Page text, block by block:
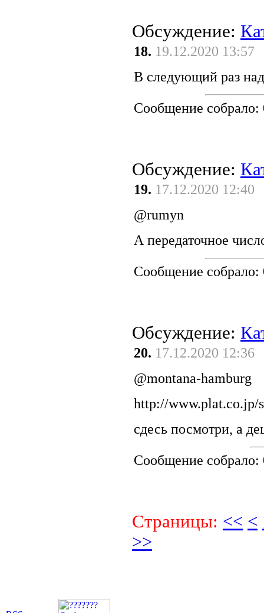
Обсуждение:
18. 19.12.2020 13:57
В следующий раз
Сообщение собрало:
Обсуждение:
19. 17.12.2020 12:40
@rumyn
А передаточное
Сообщение собрало:
Обсуждение:
20. 17.12.2020 12:36
@montana-hamburg
http://www.plat.co.jp/
сдесь посмотри, а
Сообщение собрало:
Страницы: << <
>>